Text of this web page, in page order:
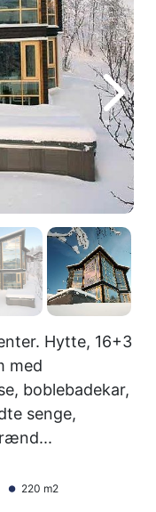
Hytte, 16+3
med
boblebadekar,
senge,
220 m2